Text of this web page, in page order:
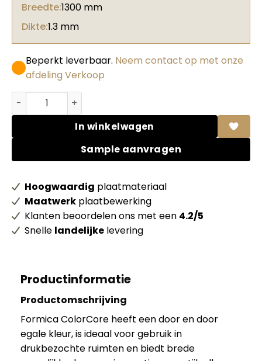
Breedte:1300 mm
Dikte:1.3 mm
Beperkt leverbaar. Neem contact op met onze
afdeling Verkoop
Formica HPL F7912 ColorCore Storm Matte (58) + folie
In winkelwagen
Sample aanvragen
Hoogwaardig plaatmateriaal
Maatwerk plaatbewerking
Klanten beoordelen ons met een 4.2/5
Snelle landelijke levering
Productinformatie
Productomschrijving
Formica ColorCore heeft een door en door
egale kleur, is ideaal voor gebruik in
drukbezochte ruimten en biedt brede